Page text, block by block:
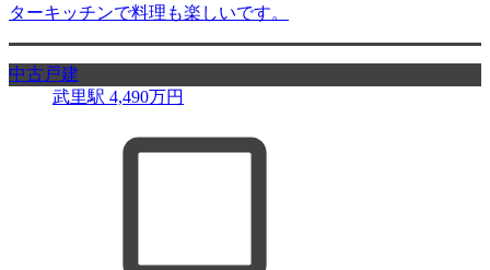
ターキッチンで料理も楽しいです。
中古戸建
武里駅 4,490万円